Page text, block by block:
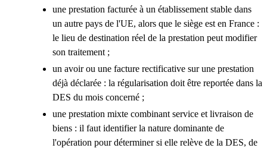
une prestation facturée à un établissement stable dans
un autre pays de l'UE, alors que le siège est en France :
le lieu de destination réel de la prestation peut modifier
son traitement ;
un avoir ou une facture rectificative sur une prestation
déjà déclarée : la régularisation doit être reportée dans la
DES du mois concerné ;
une prestation mixte combinant service et livraison de
biens : il faut identifier la nature dominante de
l'opération pour déterminer si elle relève de la DES, de